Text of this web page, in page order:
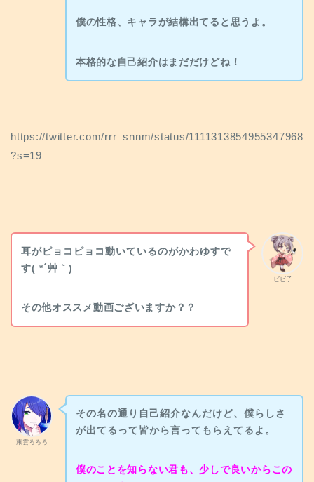
僕の性格、キャラが結構出てると思うよ。
本格的な自己紹介はまだだけどね！
https://twitter.com/rrr_snnm/status/1111313854955347968
?s=19
ビビ子
耳がピョコピョコ動いているのがかわゆすで
す( *´艸｀)
その他オススメ動画ございますか？？
東雲ろろろ
その名の通り自己紹介なんだけど、僕らしさ
が出てるって皆から言ってもらえてるよ。
僕のことを知らない君も、少しで良いからこの